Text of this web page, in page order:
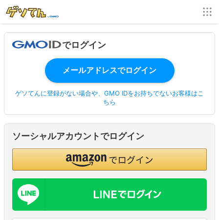
でログイン
ゲソてんに登録がない場合や、GMO IDをお持ちでないお客様はこ
ちら
ソーシャルアカウントでログイン